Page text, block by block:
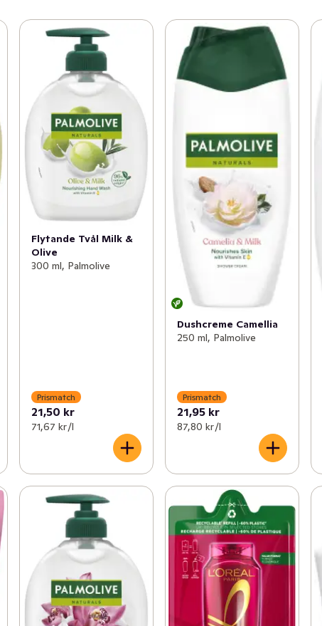
Flytande Tvål Milk &
Olive
300 ml, Palmolive
Prismatch
21,50 kr
71,67 kr /l
Dushcreme Camellia
250 ml, Palmolive
Prismatch
21,95 kr
87,80 kr /l